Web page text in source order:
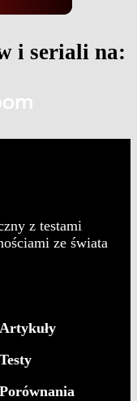
i seriali na:
z testami
ze świata
Artykuły
Testy
Porównania